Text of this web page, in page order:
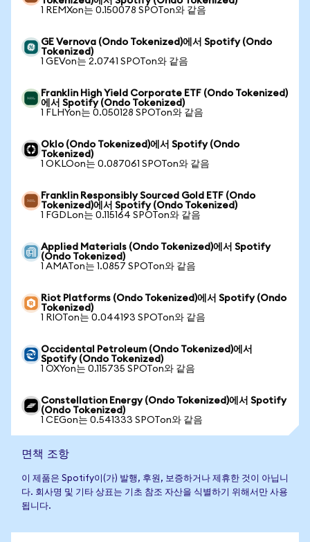
1 REMXon는 0.150078 SPOTon와 같음
GE Vernova (Ondo Tokenized)에서 Spotify (Ondo
Tokenized)
1 GEVon는 2.0741 SPOTon와 같음
Franklin High Yield Corporate ETF (Ondo Tokenized)
에서 Spotify (Ondo Tokenized)
1 FLHYon는 0.050128 SPOTon와 같음
Oklo (Ondo Tokenized)에서 Spotify (Ondo
Tokenized)
1 OKLOon는 0.087061 SPOTon와 같음
Franklin Responsibly Sourced Gold ETF (Ondo
Tokenized)에서 Spotify (Ondo Tokenized)
1 FGDLon는 0.115164 SPOTon와 같음
Applied Materials (Ondo Tokenized)에서 Spotify
(Ondo Tokenized)
1 AMATon는 1.0857 SPOTon와 같음
Riot Platforms (Ondo Tokenized)에서 Spotify (Ondo
Tokenized)
1 RIOTon는 0.044193 SPOTon와 같음
Occidental Petroleum (Ondo Tokenized)에서
Spotify (Ondo Tokenized)
1 OXYon는 0.115735 SPOTon와 같음
Constellation Energy (Ondo Tokenized)에서 Spotify
(Ondo Tokenized)
1 CEGon는 0.541333 SPOTon와 같음
면책 조항
이 제품은 Spotify이(가) 발행, 후원, 보증하거나 제휴한 것이 아닙니
다. 회사명 및 기타 상표는 기초 참조 자산을 식별하기 위해서만 사용
됩니다.